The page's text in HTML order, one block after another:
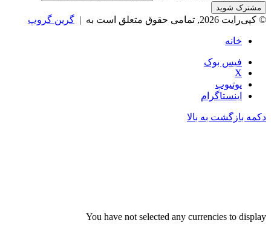
© کپی‌رایت 2026, تمامی حقوق متعلق است به | گرین گروپ
خانه
فیس بوک
X
یوتیوب
اینستاگرام
دکمه بازگشت به بالا
You have not selected any currencies to display